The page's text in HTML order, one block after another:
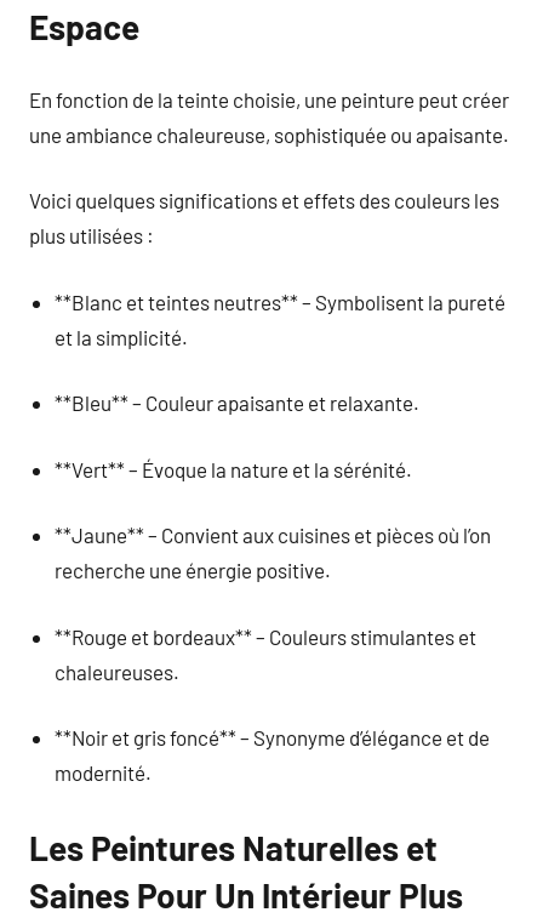
Espace
En fonction de la teinte choisie, une peinture peut créer
une ambiance chaleureuse, sophistiquée ou apaisante.
Voici quelques significations et effets des couleurs les
plus utilisées :
**Blanc et teintes neutres** – Symbolisent la pureté
et la simplicité.
**Bleu** – Couleur apaisante et relaxante.
**Vert** – Évoque la nature et la sérénité.
**Jaune** – Convient aux cuisines et pièces où l’on
recherche une énergie positive.
**Rouge et bordeaux** – Couleurs stimulantes et
chaleureuses.
**Noir et gris foncé** – Synonyme d’élégance et de
modernité.
Les Peintures Naturelles et
Saines Pour Un Intérieur Plus